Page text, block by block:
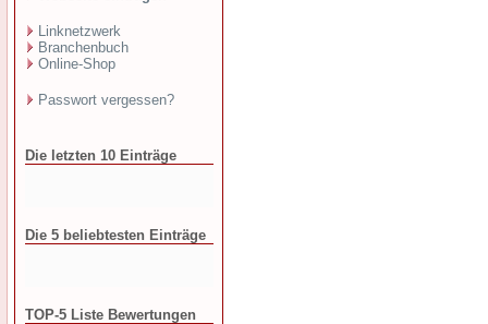
Linknetzwerk
Branchenbuch
Online-Shop
Passwort vergessen?
Die letzten 10 Einträge
Die 5 beliebtesten Einträge
TOP-5 Liste Bewertungen